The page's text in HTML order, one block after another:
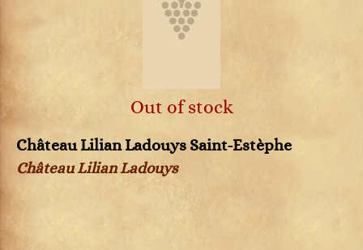
Out of stock
Château Lilian Ladouys Saint-Estèphe
Château Lilian Ladouys